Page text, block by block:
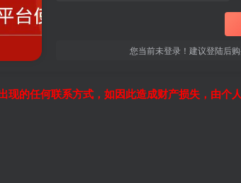
您当前未登录！建议登陆后
现的任何联系方式，如因此造成财产损失，由个